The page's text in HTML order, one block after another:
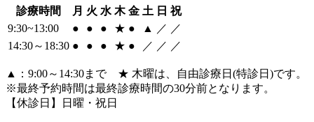
診療時間 月 火 水 木 金 土 日 祝
9:30~13:00
● ● ● ★ ● ▲ ／ ／
14:30～18:30 ● ● ● ★ ● ／ ／ ／
▲：9:00～14:30まで ★ 木曜は、自由診療日(特診日)です。
※最終予約時間は最終診療時間の30分前となります。
【休診日】日曜・祝日